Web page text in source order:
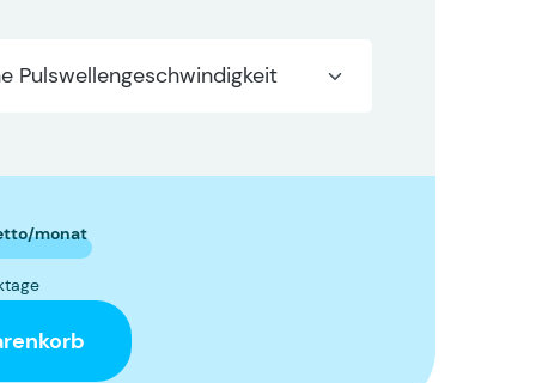
an allen 4 Extremitäten gleichzeitig
Pulswellengeschwindigkeit
monat